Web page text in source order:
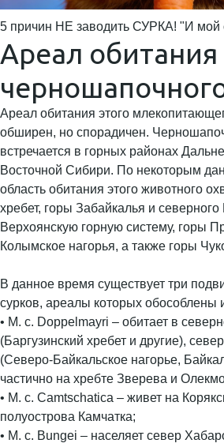
5 причин НЕ заводить СУРКА! "И мой
Ареал обитания
Ареал обитания этого
обширен, но спорадичен.
встречается в горных районах
Восточной Сибири. По некоторым
область обитания этого животного
хребет, горы Забайкалья и
Верхоянскую горную систему, горы
Колымское нагорья, а также горы
В данное время существует три
сурков, ареалы которых обособлены
• M. c. Doppelmayri – обитает в
(Баргузинский хребет и другие),
(Северо-Байкальское нагорье,
частично на хребте Зверева и
• M. c. Camtschatica – живет на
полуострова Камчатка;
• M. c. Bungei – населяет север